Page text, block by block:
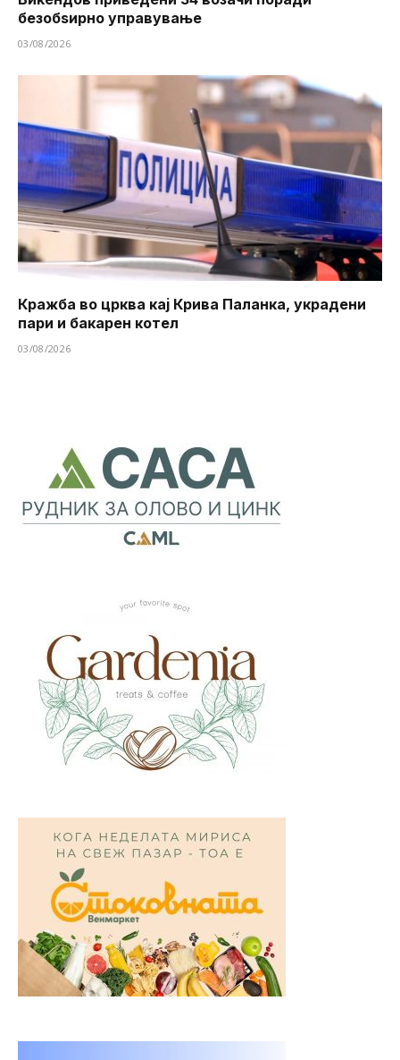
безобѕирно управување
03/08/2026
Кражба во црква кај Крива Паланка, украдени
пари и бакарен котел
03/08/2026